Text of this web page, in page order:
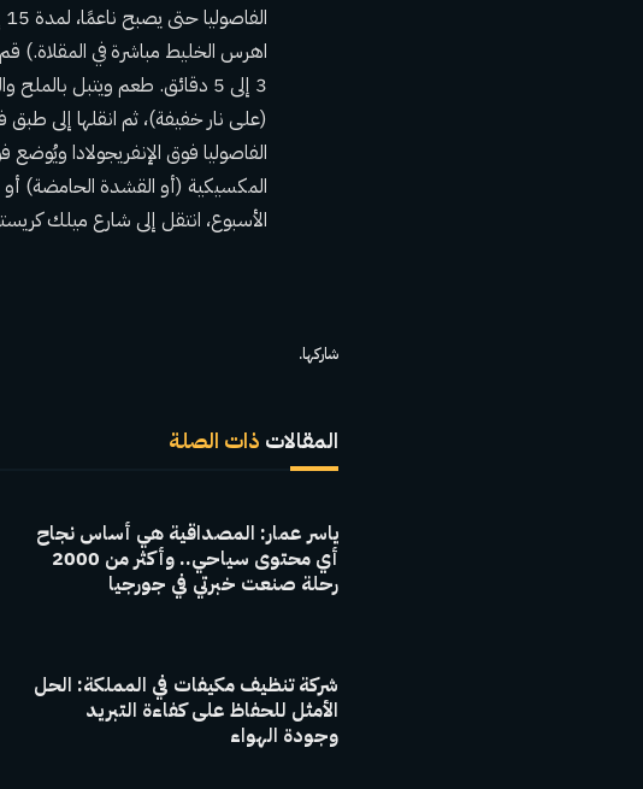
اهرس الخليط مباشرة في
3 إلى 5 دقائق. طعم ويتبل
الفاصوليا فوق الإنفريجولادا ويُوضع
المكسيكية (أو القشدة الحامضة) أو
الأسبوع، انتقل إلى شارع ميلك
شاركها.
المقالات ذات الصلة
ياسر عمار: المصداقية هي أساس نجاح
أي محتوى سياحي.. وأكثر من 2000
رحلة صنعت خبرتي في جورجيا
شركة تنظيف مكيفات في المملكة: الحل
الأمثل للحفاظ على كفاءة التبريد
وجودة الهواء